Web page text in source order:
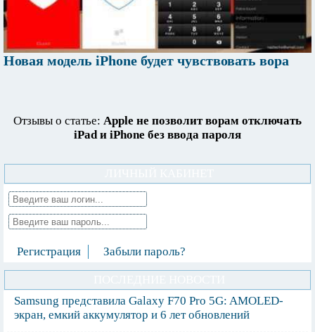
Новая модель iPhone будет чувствовать вора
Отзывы о статье: Apple не позволит ворам отключать
iPad и iPhone без ввода пароля
Регистрация Забыли пароль?
Samsung представила Galaxy F70 Pro 5G: AMOLED-
экран, емкий аккумулятор и 6 лет обновлений